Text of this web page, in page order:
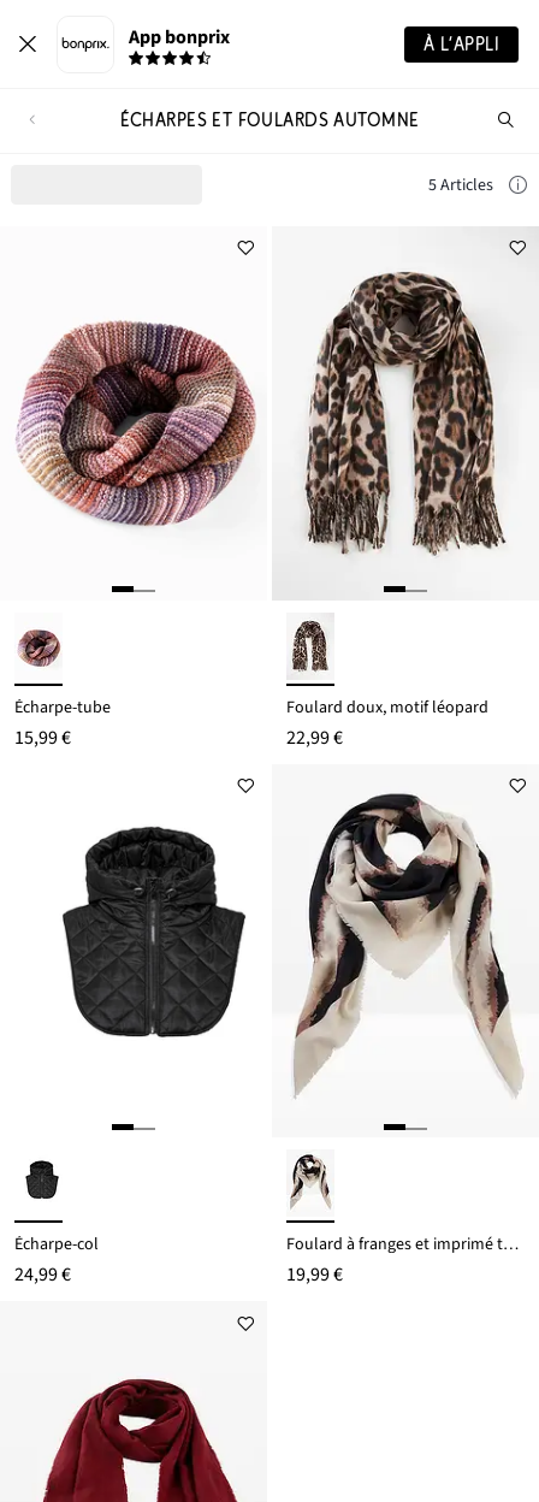
App bonprix À L’APPLI
ÉCHARPES ET FOULARDS AUTOMNE
5 Articles
Écharpe-tube
15,99 €
Foulard doux, motif léopard
22,99 €
Écharpe-col
24,99 €
Foulard à franges et imprimé tendance
19,99 €